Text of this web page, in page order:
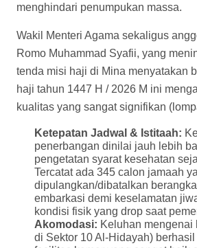
menghindari penumpukan massa.
Wakil Menteri Agama sekaligus
Romo Muhammad Syafii, yang
tenda misi haji di Mina menyatakan
haji tahun 1447 H / 2026 M ini
kualitas yang sangat signifikan
Ketepatan Jadwal & Istitaah:
penerbangan dinilai jauh lebih
pengetatan syarat kesehatan
Tercatat ada 345 calon jamaah
dipulangkan/dibatalkan
embarkasi demi keselamatan
kondisi fisik yang drop saat
Akomodasi: Keluhan mengenai
di Sektor 10 Al-Hidayah)